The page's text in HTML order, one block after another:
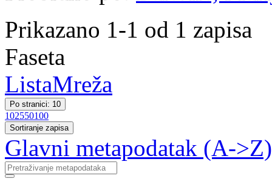
Prikazano 1-1 od 1 zapisa
Faseta
ListaMreža
Po stranici: 10
102550100
Sortiranje zapisa
Glavni metapodatak (A->Z)